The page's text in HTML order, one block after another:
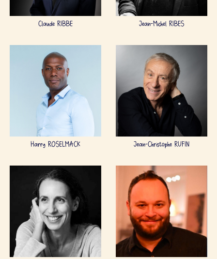
Claude RIBBE Jean-Michel RIBES
Harry ROSELMACK Jean-Christophe RUFIN